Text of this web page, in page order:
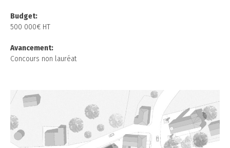
Budget:
500 000€ HT
Avancement:
Concours non lauréat